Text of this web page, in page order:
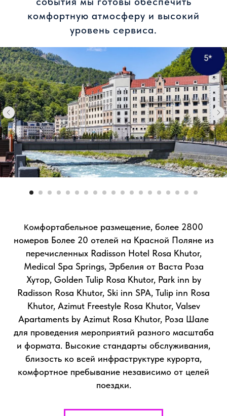
комфортную атмосферу и высокий
уровень сервиса.
Комфортабельное размещение, более 2800
номеров Более 20 отелей на Красной Поляне из
перечисленных Radisson Hotel Rosa Khutor,
Medical Spa Springs, Эрбелия от Васта Роза
Хутор, Golden Tulip Rosa Khutor, Park inn by
Radisson Rosa Khutor, Ski inn SPA, Tulip inn Rosa
Khutor, Azimut Freestyle Rosa Khutor, Valsev
Apartaments by Azimut Rosa Khutor, Роза Шале
для проведения мероприятий разного масштаба
и формата. Высокие стандарты обслуживания,
близость ко всей инфраструктуре курорта,
комфортное пребывание независимо от целей
поездки.